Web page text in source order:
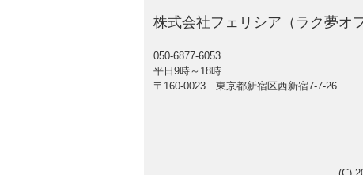
株式会社フェリシア（ラク夢オ
050-6877-6053
平日9時～18時
〒160-0023 東京都新宿区西新宿7-7-26